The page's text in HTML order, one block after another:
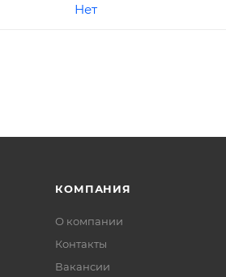
Нет
КОМПАНИЯ
О компании
Контакты
Вакансии